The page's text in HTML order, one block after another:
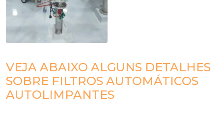
VEJA ABAIXO ALGUNS DETALHES
SOBRE FILTROS AUTOMÁTICOS
AUTOLIMPANTES